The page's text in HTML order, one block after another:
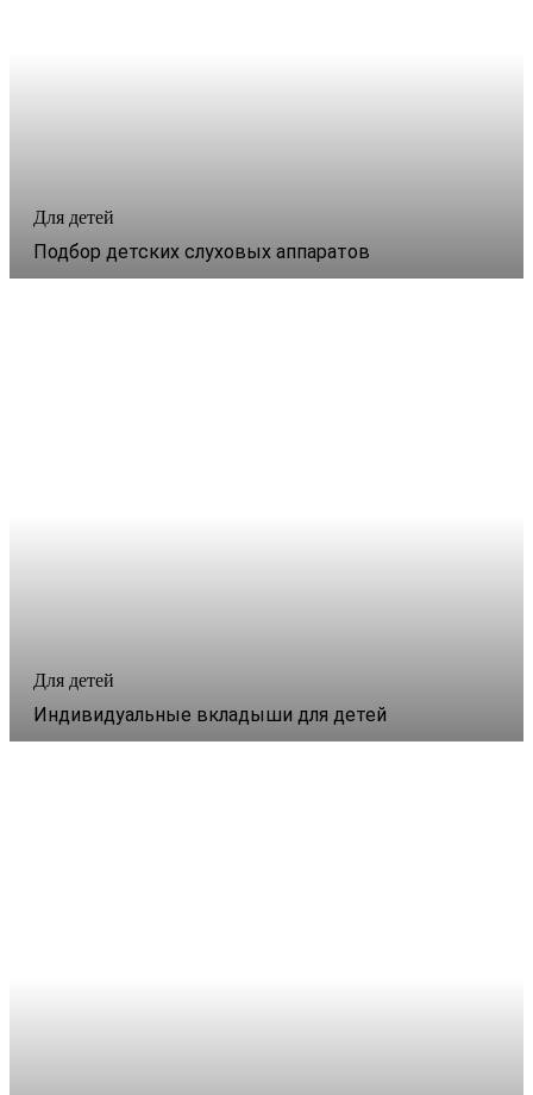
Для детей
Подбор детских слуховых аппаратов
Для детей
Индивидуальные вкладыши для детей